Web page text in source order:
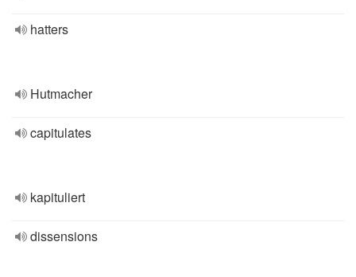
hatters
Hutmacher
capitulates
kapituliert
dissensions